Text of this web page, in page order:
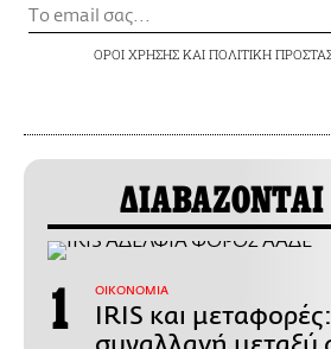
ΟΡΟΙ ΧΡΗΣΗΣΚΑΙ ΠΟΛΙΤΙΚΗ
ΟΙΚΟΝΟΜΙΑ
IRIS και